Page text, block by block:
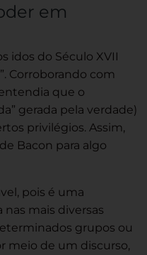
em
idos do Século XVII
Corroborando com
que o
gerada pela verdade)
privilégios. Assim,
Bacon para algo
pois é uma
nas mais diversas
grupos ou
meio de um discurso,